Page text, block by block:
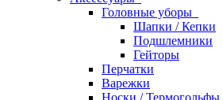
Головные уборы
Шапки / Кепки
Подшлемники
Гейторы
Перчатки
Варежки
Носки / Термогольфы